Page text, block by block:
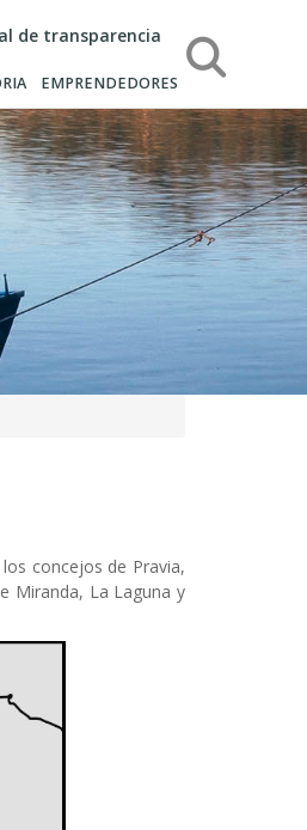
de transparencia
EMPRENDEDORES
Búsqueda
concejos de Pravia,
Miranda, La Laguna y